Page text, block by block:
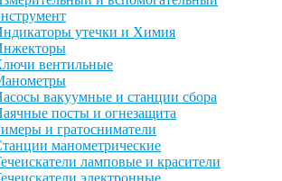
утечки и Химия
вентильные
вакуумные и станции сбора
посты и огнезащита
и гратосниматели
манометрические
ламповые и красители
электронные